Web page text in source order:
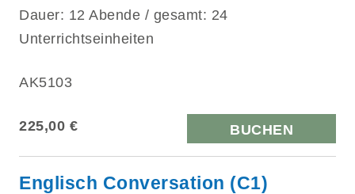
Dauer: 12 Abende / gesamt: 24
Unterrichtseinheiten
AK5103
225,00 € BUCHEN
Englisch Conversation (C1)